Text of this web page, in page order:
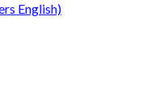
English)